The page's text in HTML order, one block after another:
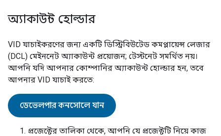
অ্যাকাউন্ট হোল্ডার
VID যাচাইকরণের জন্য একটি ডিস্ট্রিবিউটেড কমপ্লায়েন্স লেজার
(DCL) মেইননেট অ্যাকাউন্ট প্রয়োজন; টেস্টনেট সমর্থিত নয়।
আপনি যদি আপনার কোম্পানির অ্যাকাউন্ট হোল্ডার হন, তবে
আপনার VID যাচাই করতে:
ডেভেলপার কনসোলে যান
প্রজেক্টের তালিকা থেকে, আপনি যে প্রজেক্টটি নিয়ে কাজ